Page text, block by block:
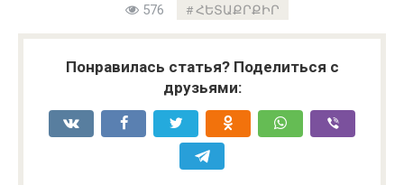
576 ՀԵՏԱՔՐՔԻՐ
Понравилась статья? Поделиться с
друзьями: